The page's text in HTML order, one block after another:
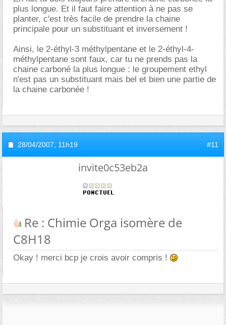
plus longue. Et il faut faire attention à ne pas se
planter, c'est très facile de prendre la chaine
principale pour un substituant et inversement !
Ainsi, le 2-éthyl-3 méthylpentane et le 2-éthyl-4-
méthylpentane sont faux, car tu ne prends pas la
chaine carboné la plus longue : le groupement ethyl
n'est pas un substituant mais bel et bien une partie de
la chaine carbonée !
28/04/2007, 11h19 #11
invite0c53eb2a
Re : Chimie Orga isomère de
C8H18
Okay ! merci bcp je crois avoir compris !